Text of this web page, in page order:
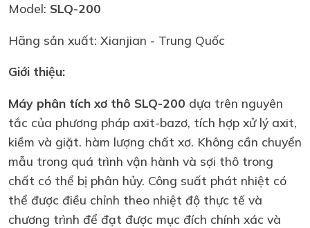
Model: SLQ-200
Hãng sản xuất: Xianjian - Trung Quốc
Giới thiệu:
Máy phân tích xơ thô SLQ-200 dựa trên nguyên
tắc của phương pháp axit-bazơ, tích hợp xử lý axit,
kiềm và giặt. hàm lượng chất xơ. Không cần chuyển
mẫu trong quá trình vận hành và sợi thô trong
chất có thể bị phân hủy. Công suất phát nhiệt có
thể được điều chỉnh theo nhiệt độ thực tế và
chương trình để đạt được mục đích chính xác và